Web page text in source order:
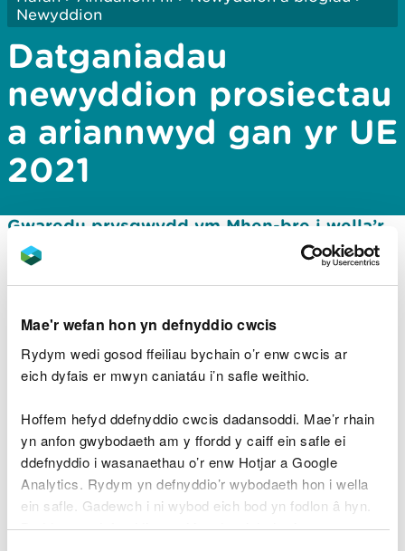
Mae'r wefan hon yn defnyddio cwcis
Rydym wedi gosod ffeiliau bychain o’r enw cwcis ar
eich dyfais er mwyn caniatáu i’n safle weithio.
Hoffem hefyd ddefnyddio cwcis dadansoddi. Mae’r rhain
yn anfon gwybodaeth am y ffordd y caiff ein safle ei
ddefnyddio i wasanaethau o’r enw Hotjar a Google
Analytics. Rydym yn defnyddio’r wybodaeth hon i wella
ein safle. Gadewch i ni wybod eich bod yn fodlon â hyn.
Byddwn yn defnyddio cwci i gadw eich dewis.
Newyddion
Datganiadau
newyddion prosiectau
a ariannwyd gan yr UE
2021
Gwaredu prysgwydd ym Mhen-bre i wella’r
twyni ar gyfer bioamrywiaeth
Adfer mawndir yn talu ar ei ganfed i natur
Marches Mosses yn nodi’r carreg filltir o30
mlynedd yn y frwydr yn erbyn newid yn yr
Prosiect mawndiroedd yng Nghymru’n
ymuno â Phrosiect y Wasg Mawndiroedd
Fyd-eang (GP3)
Diwrnod Rhyngwladol y Twyni Tywod ar ei
ffordd i dynnu sylw at bwysigrwydd y